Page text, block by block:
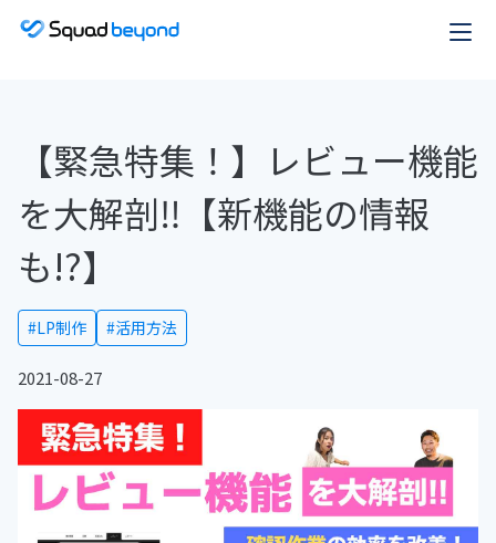
【緊急特集！】レビュー機能
を大解剖‼︎【新機能の情報
も!?】
#LP制作 #活用方法
2021-08-27